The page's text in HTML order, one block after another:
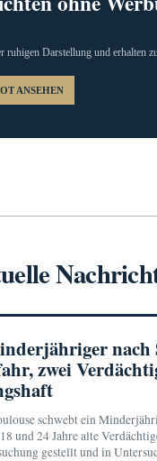
ruhigen Darstellung und erhalten
ANSEHEN
nach
zwei
schwebt ein
und 24 Jahre alte
gestellt und in